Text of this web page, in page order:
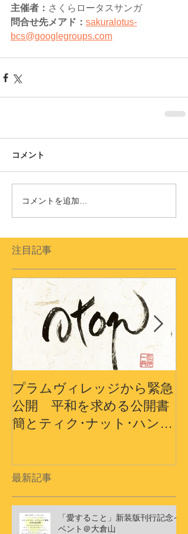
主催者： さくらロータスサンガ
問合せ先メアド： sakuralotus-
bcs@googlegroups.com
コメント
コメントを追加…
注目記事
プラムヴィレッジから緊急
公開 平和を求める公開書
簡とティク･ナット･ハン師
最新記事
「愛すること」新装版刊行記念イ
ベント＠大倉山